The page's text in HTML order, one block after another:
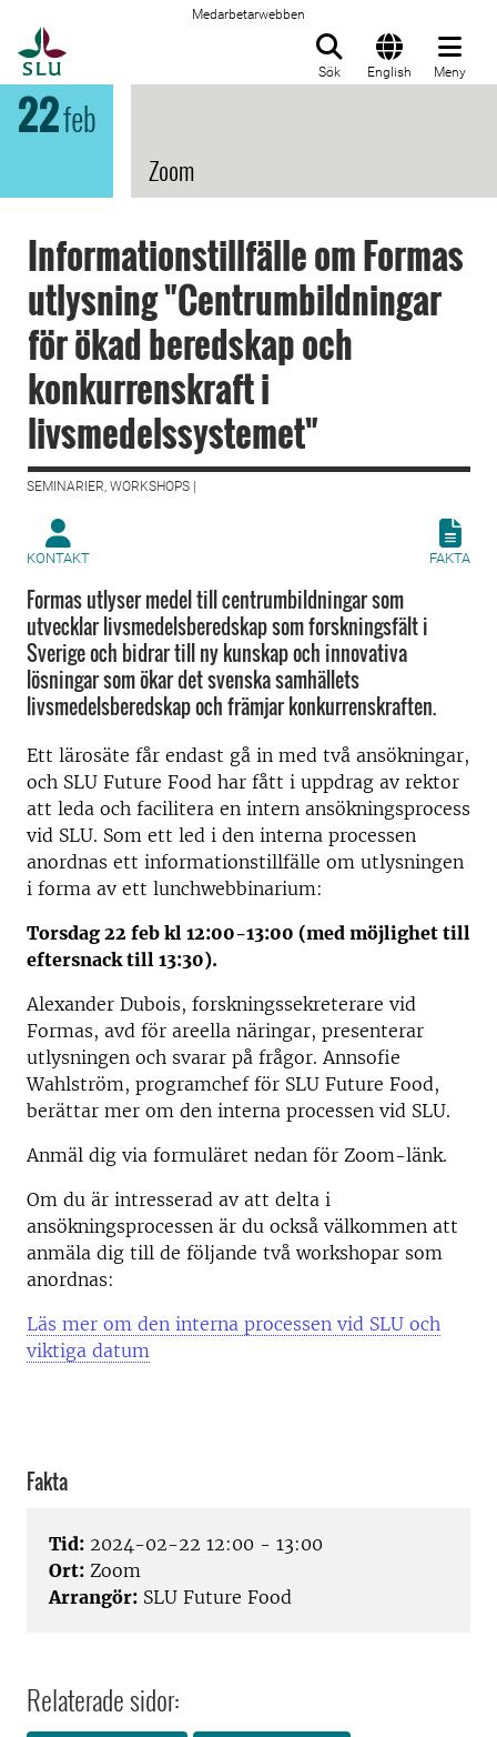
Medarbetarwebben
Sök English Meny
22feb
Zoom
Informationstillfälle om Formas
utlysning "Centrumbildningar
för ökad beredskap och
konkurrenskraft i
livsmedelssystemet"
SEMINARIER, WORKSHOPS |
KONTAKT FAKTA
Formas utlyser medel till centrumbildningar som
utvecklar livsmedelsberedskap som forskningsfält i
Sverige och bidrar till ny kunskap och innovativa
lösningar som ökar det svenska samhällets
livsmedelsberedskap och främjar konkurrenskraften.
Ett lärosäte får endast gå in med två ansökningar,
och SLU Future Food har fått i uppdrag av rektor
att leda och facilitera en intern ansökningsprocess
vid SLU. Som ett led i den interna processen
anordnas ett informationstillfälle om utlysningen
i forma av ett lunchwebbinarium:
Torsdag 22 feb kl 12:00-13:00 (med möjlighet till
eftersnack till 13:30).
Alexander Dubois, forskningssekreterare vid
Formas, avd för areella näringar, presenterar
utlysningen och svarar på frågor. Annsofie
Wahlström, programchef för SLU Future Food,
berättar mer om den interna processen vid SLU.
Anmäl dig via formuläret nedan för Zoom-länk.
Om du är intresserad av att delta i
ansökningsprocessen är du också välkommen att
anmäla dig till de följande två workshopar som
anordnas:
Läs mer om den interna processen vid SLU och
viktiga datum
Fakta
Tid: 2024-02-22 12:00 - 13:00
Ort: Zoom
Arrangör: SLU Future Food
Relaterade sidor: